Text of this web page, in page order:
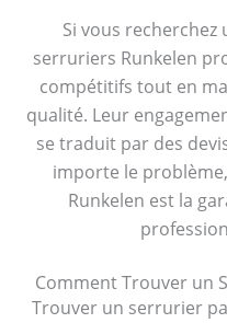
Si vous
serruriers Runkelen
compétitifs tout en
qualité. Leur
se traduit par des
importe le
Runkelen est la
Comment Trouver un
Trouver un serrurier